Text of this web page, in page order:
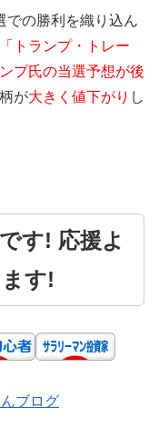
での勝利を織り込ん
「トランプ・トレー
ンプ氏の当選予想が後
が大きく値下がり し
す! 応援よ
す!